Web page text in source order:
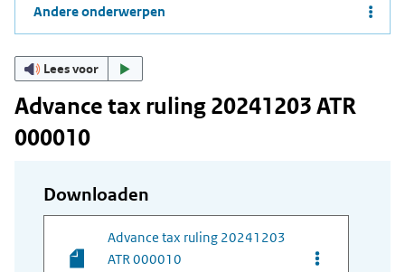
Andere onderwerpen
Lees voor
Advance tax ruling 20241203 ATR
000010
Downloaden
Advance tax ruling 20241203
ATR 000010
Opties van